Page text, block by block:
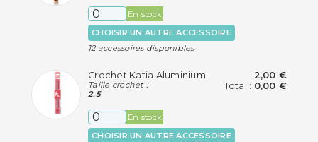
En stock
CHOISIR UN AUTRE ACCESSOIRE
12 accessoires disponibles
Crochet Katia Aluminium
Taille crochet :
2.5
En stock
2,00 €
Total : 0,00 €
CHOISIR UN AUTRE ACCESSOIRE